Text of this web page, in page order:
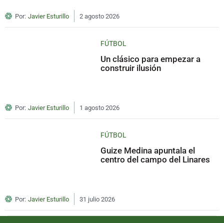
Por: Javier Esturillo 2 agosto 2026
FÚTBOL
Un clásico para empezar a
construir ilusión
Por: Javier Esturillo 1 agosto 2026
FÚTBOL
Guize Medina apuntala el
centro del campo del Linares
Por: Javier Esturillo 31 julio 2026